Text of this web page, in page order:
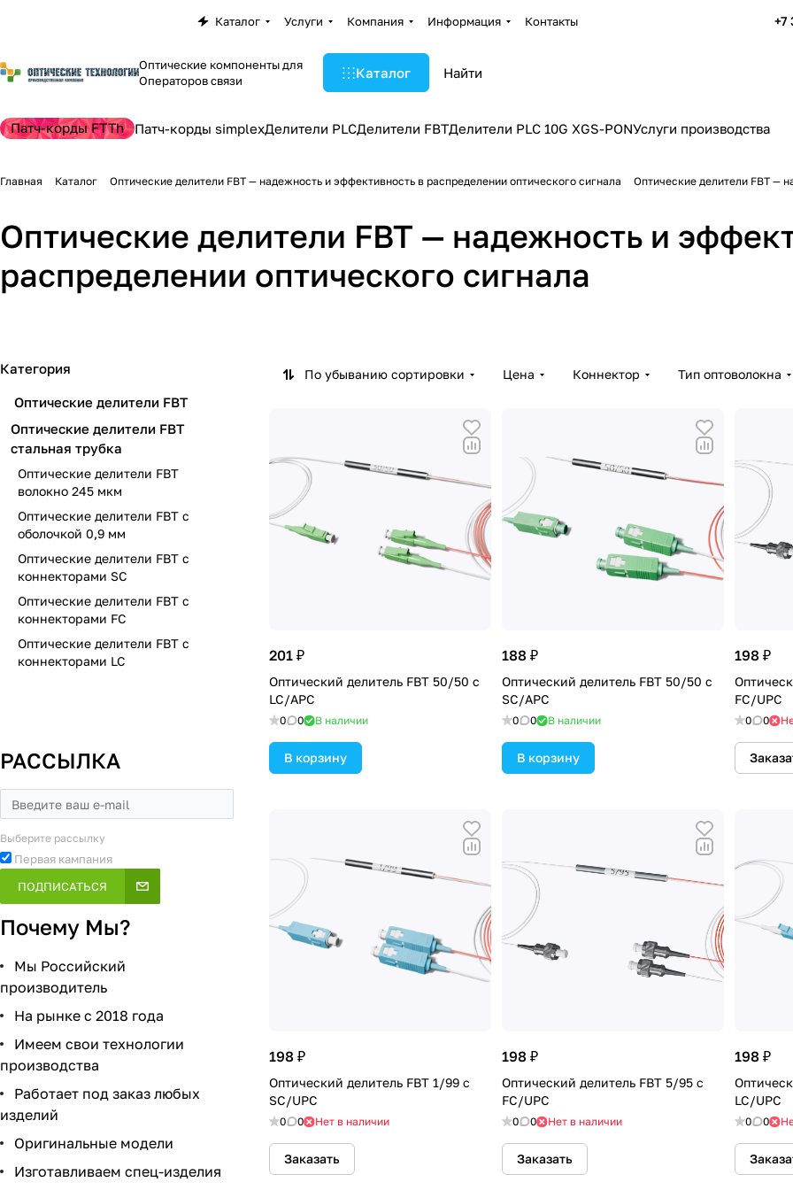
Каталог Услуги Компания Информация Контакты +7
Оптические компоненты для
Операторов связи
Каталог
Патч-корды FTTh Патч-корды simplexДелители PLCДелители FBTДелители PLC 10G XGS-PONУслуги производства
Главная Каталог Оптические делители FBT — надежность и эффективность в распределении оптического сигнала Оптические делители FBT —
Оптические делители FBT — надежность и
распределении оптического сигнала
FBT волокно 245 мкм
FBT с оболочкой 0,9 мм
FBT с коннекторами SC
По убыванию сортировки Цена Коннектор Тип оптоволокна
201 ₽
Оптический делитель FBT 50/50 с
LC/APC
0 0 В наличии
В корзину
188 ₽
Оптический делитель FBT 50/50 с
SC/APC
0 0 В наличии
В корзину
198 ₽
FC/UPC
0 0
198 ₽
Оптический делитель FBT 1/99 с
SC/UPC
0 0 Нет в наличии
Заказать
198 ₽
Оптический делитель FBT 5/95 с
FC/UPC
0 0 Нет в наличии
Заказать
198 ₽
LC/UPC
0 0
Категория
Оптические делители FBT
Оптические делители FBT
стальная трубка
Оптические делители FBT
волокно 245 мкм
Оптические делители FBT с
оболочкой 0,9 мм
Оптические делители FBT с
коннекторами SC
Оптические делители FBT с
коннекторами FC
Оптические делители FBT с
коннекторами LC
РАССЫЛКА
Выберите рассылку
Первая кампания
ПОДПИСАТЬСЯ
Почему Мы?
Мы Российский
производитель
На рынке с 2018 года
Имеем свои технологии
производства
Работает под заказ любых
изделий
Оригинальные модели
Изготавливаем спец-изделия